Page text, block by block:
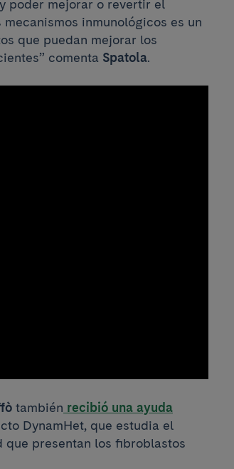
poder mejorar o revertir el
inmunológicos es un
que puedan mejorar los
comenta Spatola.
también recibió una ayuda
DynamHet, que estudia el
que presentan los fibroblastos